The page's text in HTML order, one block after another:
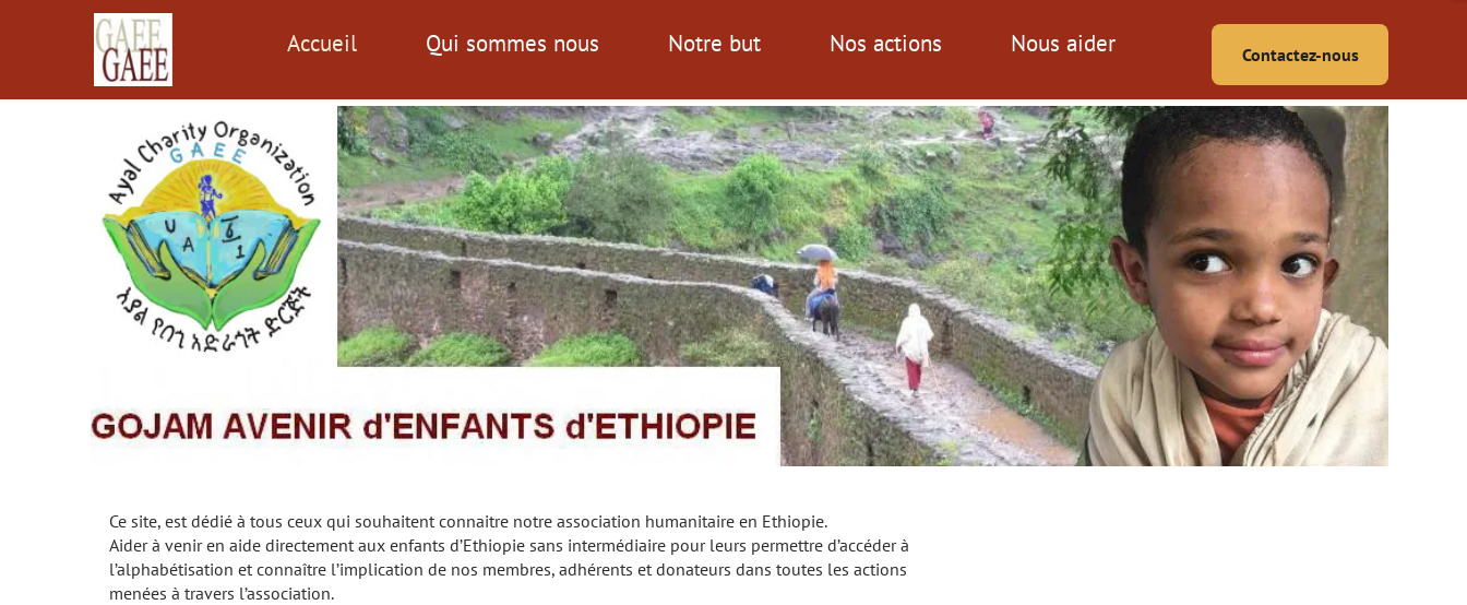
Contactez-nous
Accueil Qui sommes nous Notre but Nos actions Nous aider
Ce site, est dédié à tous ceux qui souhaitent connaitre notre association humanitaire en Ethiopie.
Aider à venir en aide directement aux enfants d’Ethiopie sans intermédiaire pour leurs permettre d’accéder à
l’alphabétisation et connaître l’implication de nos membres, adhérents et donateurs dans toutes les actions
menées à travers l’association.